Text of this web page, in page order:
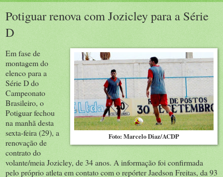
Potiguar renova com Jozicley para a Série
D
Foto: Marcelo Diaz/ACDP
Em fase de
montagem do
elenco para a
Série D do
Campeonato
Brasileiro, o
Potiguar fechou
na manhã desta
sexta-feira (29), a
renovação de
contrato do
volante/meia Jozicley, de 34 anos. A informação foi confirmada
pelo próprio atleta em contato com o repórter Jaedson Freitas, da 93